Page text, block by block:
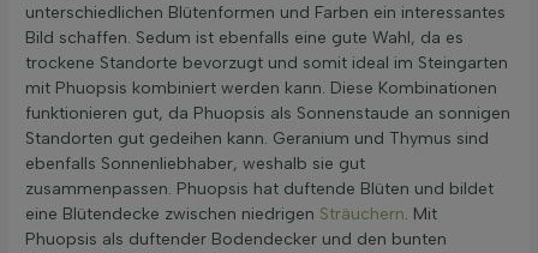
unterschiedlichen Blütenformen und Farben ein interessantes
Bild schaffen. Sedum ist ebenfalls eine gute Wahl, da es
trockene Standorte bevorzugt und somit ideal im Steingarten
mit Phuopsis kombiniert werden kann. Diese Kombinationen
funktionieren gut, da Phuopsis als Sonnenstaude an sonnigen
Standorten gut gedeihen kann. Geranium und Thymus sind
ebenfalls Sonnenliebhaber, weshalb sie gut
zusammenpassen. Phuopsis hat duftende Blüten und bildet
eine Blütendecke zwischen niedrigen Sträuchern. Mit
Phuopsis als duftender Bodendecker und den bunten